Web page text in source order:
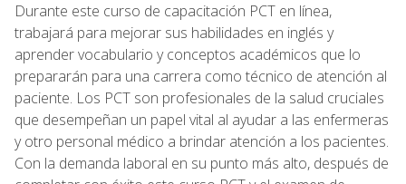
Durante este curso de capacitación PCT en línea,
trabajará para mejorar sus habilidades en inglés y
aprender vocabulario y conceptos académicos que lo
prepararán para una carrera como técnico de atención al
paciente. Los PCT son profesionales de la salud cruciales
que desempeñan un papel vital al ayudar a las enfermeras
y otro personal médico a brindar atención a los pacientes.
Con la demanda laboral en su punto más alto, después de